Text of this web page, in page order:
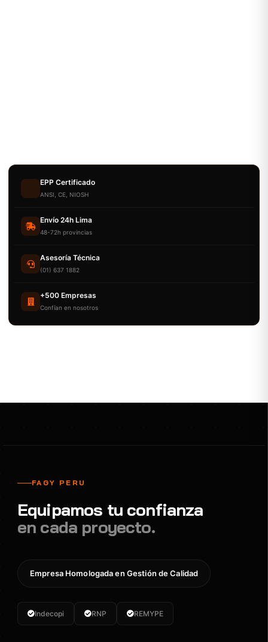
EPP Certificado
ANSI, CE, NIOSH
Envío 24h Lima
48-72h provincias
Asesoría Técnica
(01) 637 1882
+500 Empresas
Confían en nosotros
FAGY PERU
Equipamos tu confianza
en cada proyecto.
Empresa Homologada en Gestión de Calidad
Indecopi RNP REMYPE